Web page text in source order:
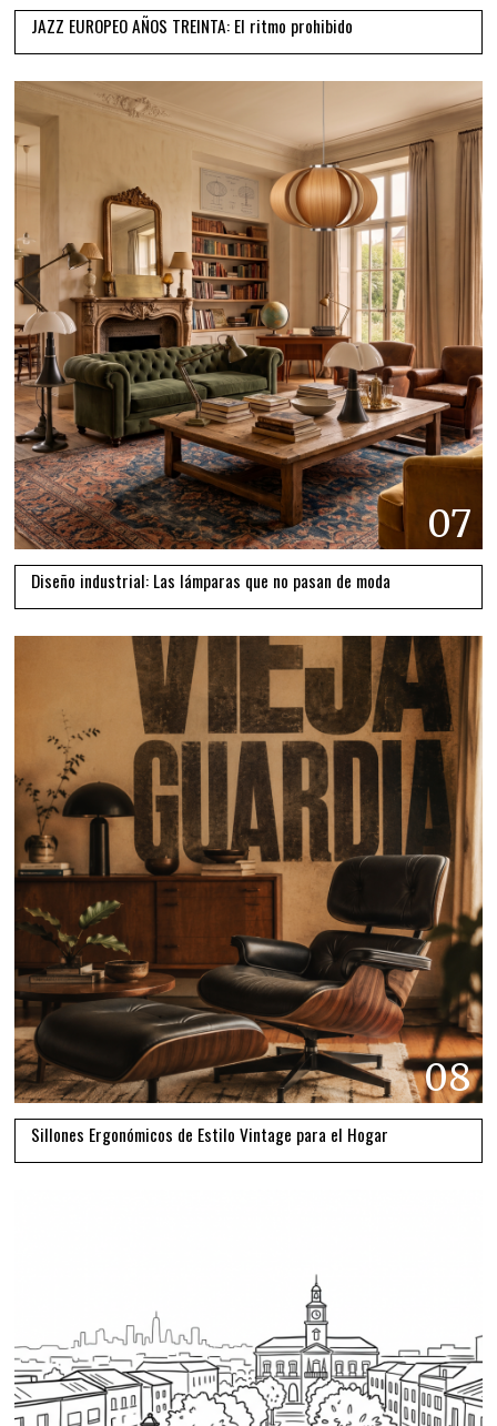
JAZZ EUROPEO AÑOS TREINTA: El ritmo prohibido
07
Diseño industrial: Las lámparas que no pasan de moda
08
Sillones Ergonómicos de Estilo Vintage para el Hogar